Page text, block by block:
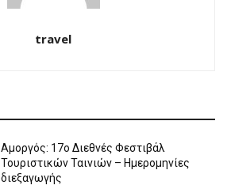
travel
Αμοργός: 17ο Διεθνές Φεστιβάλ
Τουριστικών Ταινιών – Ημερομηνίες
διεξαγωγής